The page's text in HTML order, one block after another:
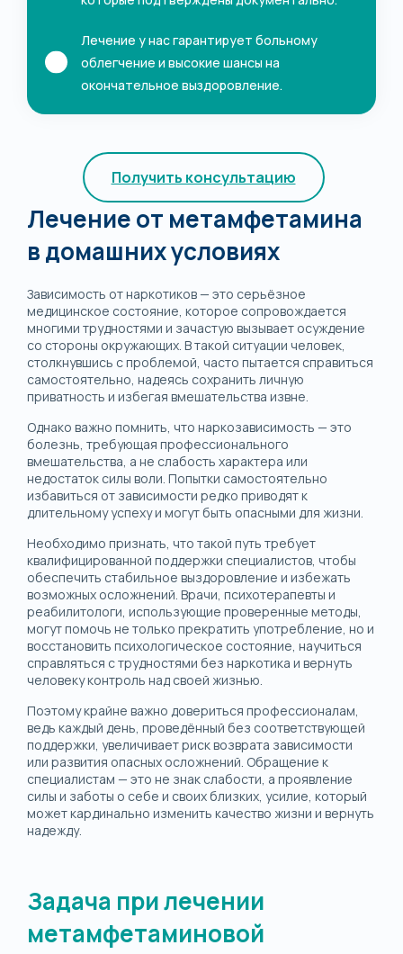
Лечение у нас гарантирует больному
облегчение и высокие шансы на
окончательное выздоровление.
Получить консультацию
Лечение от метамфетамина
в домашних условиях
Зависимость от наркотиков — это серьёзное
медицинское состояние, которое сопровождается
многими трудностями и зачастую вызывает осуждение
со стороны окружающих. В такой ситуации человек,
столкнувшись с проблемой, часто пытается справиться
самостоятельно, надеясь сохранить личную
приватность и избегая вмешательства извне.
Однако важно помнить, что наркозависимость — это
болезнь, требующая профессионального
вмешательства, а не слабость характера или
недостаток силы воли. Попытки самостоятельно
избавиться от зависимости редко приводят к
длительному успеху и могут быть опасными для жизни.
Необходимо признать, что такой путь требует
квалифицированной поддержки специалистов, чтобы
обеспечить стабильное выздоровление и избежать
возможных осложнений. Врачи, психотерапевты и
реабилитологи, использующие проверенные методы,
могут помочь не только прекратить употребление, но и
восстановить психологическое состояние, научиться
справляться с трудностями без наркотика и вернуть
человеку контроль над своей жизнью.
Поэтому крайне важно довериться профессионалам,
ведь каждый день, проведённый без соответствующей
поддержки, увеличивает риск возврата зависимости
или развития опасных осложнений. Обращение к
специалистам — это не знак слабости, а проявление
силы и заботы о себе и своих близких, усилие, который
может кардинально изменить качество жизни и вернуть
надежду.
Задача при лечении
метамфетаминовой